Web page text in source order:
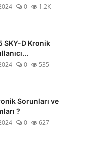
0 1.2K
SKY-D Kronik
0 535
Sorunları ve
?
0 627